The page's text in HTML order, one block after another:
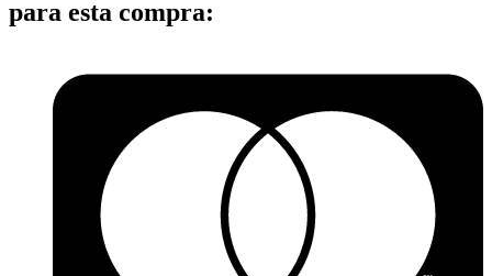
para esta compra: